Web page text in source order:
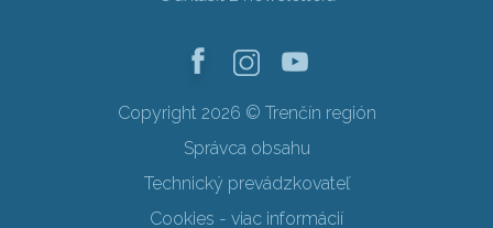
Copyright 2026 © Trenčín región
Správca obsahu
Technický prevádzkovateľ
Cookies - viac informácií